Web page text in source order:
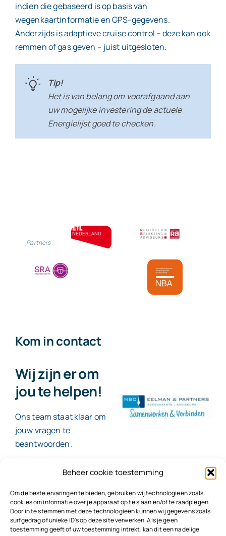
Beheer cookie toestemming
Om de beste ervaringen te bieden, gebruiken wij technologieën zoals
cookies om informatie over je apparaat op te slaan en/of te raadplegen.
Door in te stemmen met deze technologieën kunnen wij gegevens zoals
surfgedrag of unieke ID's op deze site verwerken. Als je geen
toestemming geeft of uw toestemming intrekt, kan dit een nadelige
indien die gebaseerd is op basis van
wegenkaartinformatie en GPS-gegevens.
Anderzijds is adaptieve cruise control – deze kan ook
remmen of gas geven – juist uitgesloten.
Tip!
Het is van belang om voorafgaand aan
uw mogelijke investering de actuele
Energielijst goed te checken.
Partners
Kom in contact
Wij zijn er om
jou te helpen!
Ons team staat klaar om
jouw vragen te
beantwoorden.
Contact
© 2026NBC Eelman & Partners |KvK: 78187591